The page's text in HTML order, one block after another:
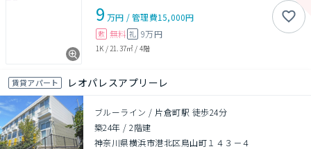
9 万円 /管理費15,000円
敷 無料 礼 9万円
1K / 21.37㎡ / 4階
賃貸アパート レオパレスアプリーレ
ブルーライン / 片倉町駅 徒歩24分
築24年 /2階建
神奈川県横浜市港北区鳥山町１４３－４